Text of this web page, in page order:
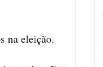
na eleição.